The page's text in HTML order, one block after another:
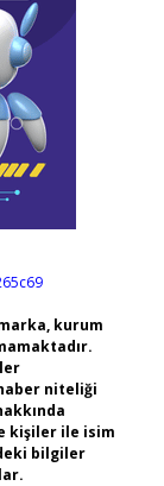
kurum
niteliği
kişiler ile isim
bilgiler